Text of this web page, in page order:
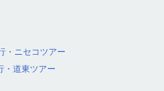
・ニセコツアー
・道東ツアー